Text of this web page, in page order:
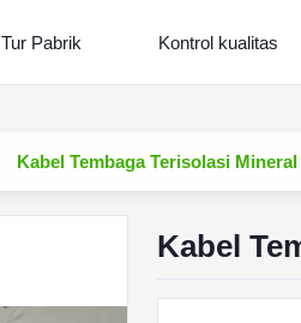
Tur Pabrik Kontrol kualitas
Kabel Tembaga Terisolasi
Kabel